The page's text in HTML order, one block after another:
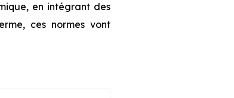
en intégrant des
ces normes vont